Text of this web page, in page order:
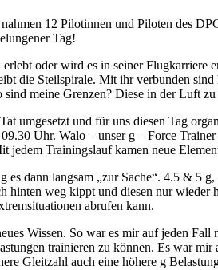
12 Pilotinnen und Piloten des
Tag!
erlebt oder wird es in seiner
die Steilspirale. Mit ihr verbunden
sind meine Grenzen? Diese in der Luft
umgesetzt und für uns diesen Tag
Uhr. Walo – unser g – Force
jedem Trainingslauf kamen neue
es dann langsam „zur Sache“. 4.5 & 5
hinten weg kippt und diesen nur wieder
abrufen kann.
Wissen. So war es mir auf jeden
trainieren zu können. Es war
Gleitzahl auch eine höhere g